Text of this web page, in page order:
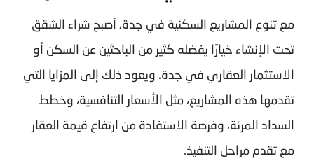
مع تنوع المشاريع السكنية في جدة، أصبح شراء الشقق
تحت الإنشاء خيارًا يفضله كثير من الباحثين عن السكن أو
الاستثمار العقاري في جدة. ويعود ذلك إلى المزايا التي
تقدمها هذه المشاريع، مثل الأسعار التنافسية، وخطط
السداد المرنة، وفرصة الاستفادة من ارتفاع قيمة العقار
مع تقدم مراحل التنفيذ.